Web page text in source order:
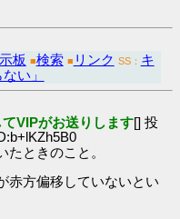
板 ■検索 ■ リンク SS： キ
い」
VIPがお送りします[] 投
ときのこと。
赤方偏移していないとい